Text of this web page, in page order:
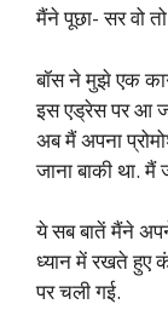
मैंने पूछा- सर वो
बॉस ने मुझे एक
इस एड्रेस पर आ
अब मैं अपना
जाना बाकी था. मैं
ये सब बातें मैंने
ध्यान में रखते हुए
पर चली गई.